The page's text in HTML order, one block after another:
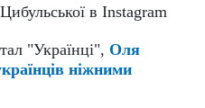
в Instagram
"Українці", Оля
ніжними